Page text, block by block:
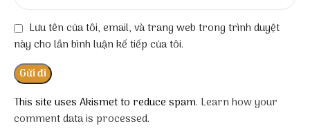
Lưu tên của tôi, email, và trang web trong trình duyệt
này cho lần bình luận kế tiếp của tôi.
This site uses Akismet to reduce spam. Learn how your
comment data is processed.